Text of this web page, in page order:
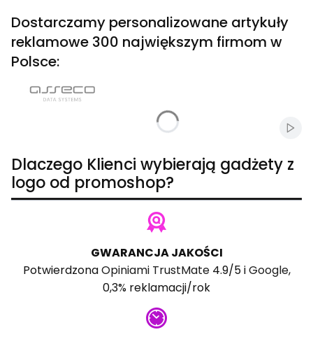
Dostarczamy personalizowane artykuły
reklamowe 300 największym firmom w
Polsce:
Dlaczego Klienci wybierają gadżety z
logo od promoshop?
GWARANCJA JAKOŚCI
PotwierdzonaOpiniami TrustMate4.9/5 iGoogle,
0,3% reklamacji/rok